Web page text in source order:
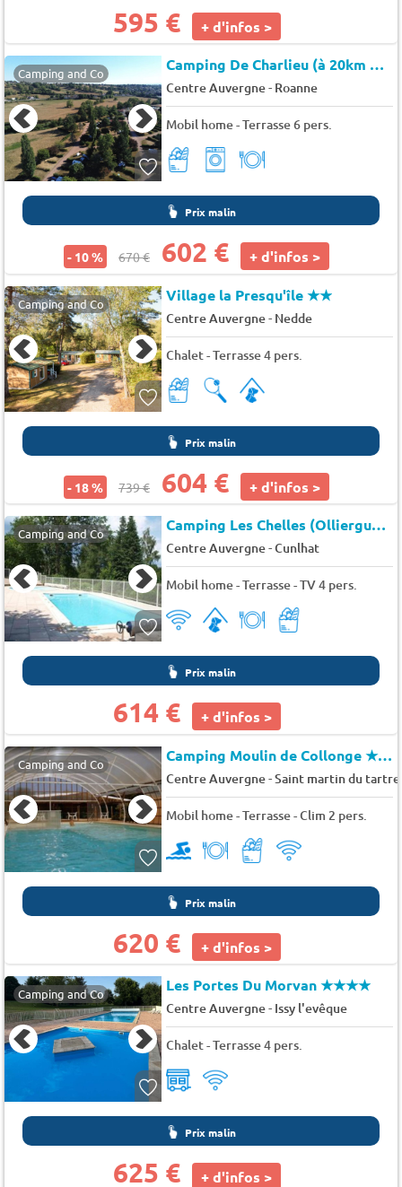
595 € + d'infos >
Camping and Co Camping De Charlieu (à 20km de Charlieu)
Centre Auvergne- Roanne
Mobil home - Terrasse 6 pers.
Prix malin
- 10 % 670 € 602 € + d'infos >
Camping and Co Village la Presqu'île★★
Centre Auvergne- Nedde
Chalet - Terrasse 4 pers.
Prix malin
- 18 % 739 € 604 € + d'infos >
Camping and Co Camping Les Chelles (Olliergues à 7 km)
Centre Auvergne-Cunlhat
Mobil home - Terrasse - TV 4 pers.
Prix malin
614 € + d'infos >
Camping and Co Camping Moulin de Collonge★★★★
Centre Auvergne-Saint martin du tartre
Mobil home - Terrasse - Clim 2 pers.
Prix malin
620 € + d'infos >
Camping and Co Les Portes Du Morvan★★★★
Centre Auvergne- Issy l'evêque
Chalet - Terrasse 4 pers.
Prix malin
625 € + d'infos >